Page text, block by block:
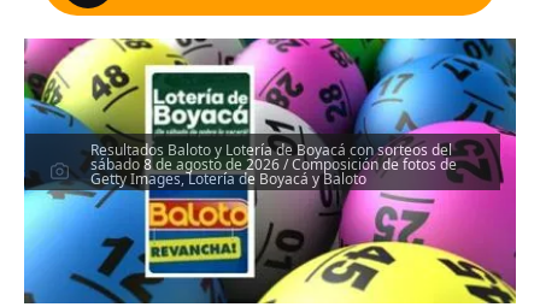
Resultados Baloto y Lotería de Boyacá con sorteos del
sábado 8 de agosto de 2026 / Composición de fotos de
Getty Images, Lotería de Boyacá y Baloto